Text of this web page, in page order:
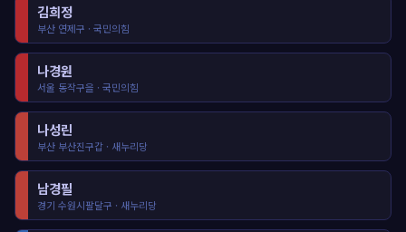
김희정
부산 연제구 · 국민의힘
나경원
서울 동작구을 · 국민의힘
나성린
부산 부산진구갑 · 새누리당
남경필
경기 수원시팔달구 · 새누리당